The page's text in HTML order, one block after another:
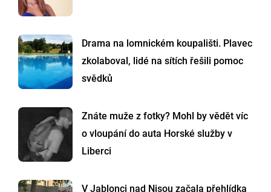
Drama na lomnickém koupališti. Plavec
zkolaboval, lidé na sítích řešili pomoc
svědků
Znáte muže z fotky? Mohl by vědět víc
o vloupání do auta Horské služby v
Liberci
V Jablonci nad Nisou začala přehlídka